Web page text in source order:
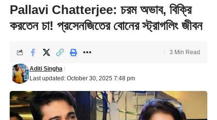
Pallavi Chatterjee: চরম অভাব, বিক্রি
করতেন চা! প্রসেনজিতের বোনের স্ট্রাগলিং জীবন
Last updated: October 30, 2025 7:48 pm
Aditi Singha
3 Min Read